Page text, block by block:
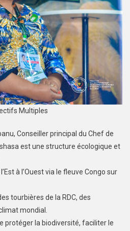
Multiples
Conseiller principal du Chef de
est une structure écologique et
à l’Ouest via le fleuve Congo sur
tourbières de la RDC, des
mondial.
protéger la biodiversité, faciliter le